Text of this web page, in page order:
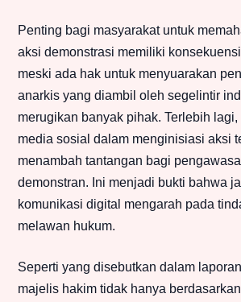
Penting bagi masyarakat untuk
aksi demonstrasi memiliki
meski ada hak untuk menyuarakan
anarkis yang diambil oleh segelintir
merugikan banyak pihak. Terlebih
media sosial dalam menginisiasi aksi
menambah tantangan bagi
demonstran. Ini menjadi bukti bahwa
komunikasi digital mengarah pada
melawan hukum.
Seperti yang disebutkan dalam
majelis hakim tidak hanya